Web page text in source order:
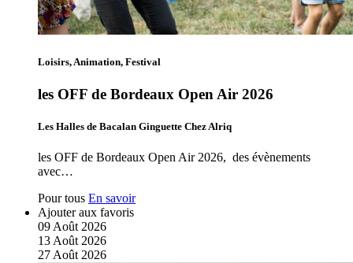
Loisirs, Animation, Festival
les OFF de Bordeaux Open Air 2026
Les Halles de Bacalan Ginguette Chez Alriq
les OFF de Bordeaux Open Air 2026, des évènements
avec…
Pour tous En savoir
Ajouter aux favoris
09 Août 2026
13 Août 2026
27 Août 2026